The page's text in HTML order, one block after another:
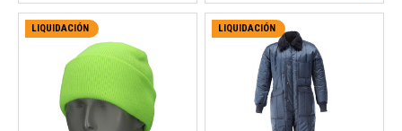
LIQUIDACIÓN LIQUIDACIÓN